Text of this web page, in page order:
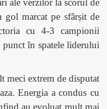
marcat pe sfârșit de
cu 4-3 campionii
punct în spatele liderului
meci extrem de disputat
Energia a condus cu
au evoluat mult mai